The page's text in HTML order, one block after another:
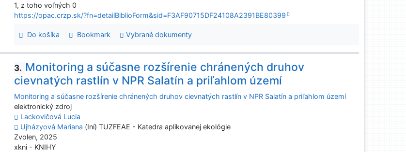
1, z toho voľných 0
https://opac.crzp.sk/?fn=detailBiblioForm&sid=F3AF90715DF24108A2391BE80399
Do košíka Bookmark Vybrané dokumenty
3. Monitoring a súčasne rozšírenie chránených druhov
cievnatých rastlín v NPR Salatín a priľahlom území
Monitoring a súčasne rozšírenie chránených druhov cievnatých rastlín v NPR Salatín a priľahlom území
elektronický zdroj
Lackovičová Lucia
Ujházyová Mariana (Iní) TUZFEAE - Katedra aplikovanej ekológie
Zvolen, 2025
xkni - KNIHY